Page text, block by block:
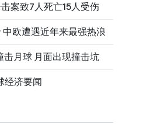
案致7人死亡15人受伤
欧遭遇近年来最强热浪
击月球 月面出现撞击坑
经济要闻